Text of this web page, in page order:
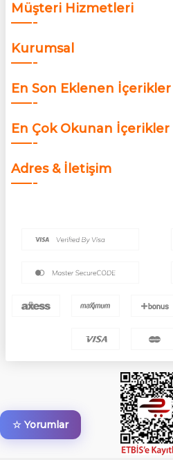
☆ Yorumlar
Müşteri Hizmetleri
Kurumsal
En Son Eklenen İçerikler
En Çok Okunan İçerikler
Adres & İletişim